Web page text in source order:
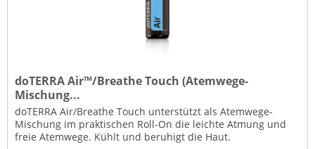
doTERRA Air™/Breathe Touch (Atemwege-
Mischung...
doTERRA Air/Breathe Touch unterstützt als Atemwege-
Mischung im praktischen Roll-On die leichte Atmung und
freie Atemwege. Kühlt und beruhigt die Haut.